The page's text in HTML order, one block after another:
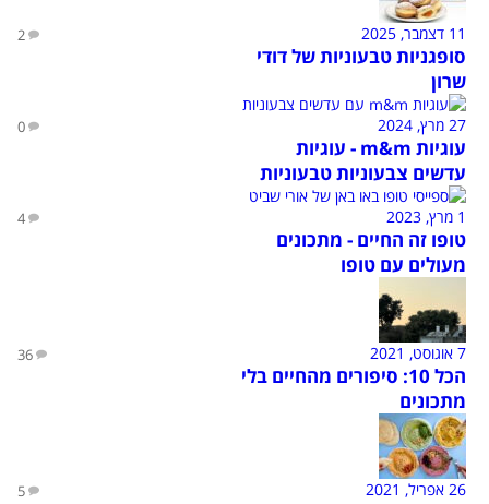
11 דצמבר, 2025 2
סופגניות טבעוניות של דודי
שרון
27 מרץ, 2024 0
עוגיות m&m - עוגיות
עדשים צבעוניות טבעוניות
1 מרץ, 2023 4
טופו זה החיים - מתכונים
מעולים עם טופו
7 אוגוסט, 2021 36
הכל 10: סיפורים מהחיים בלי
מתכונים
26 אפריל, 2021 5